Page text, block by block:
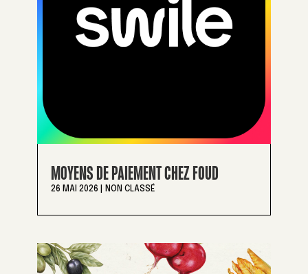
MOYENS DE PAIEMENT CHEZ FOUD
26 MAI 2026 NON CLASSÉ